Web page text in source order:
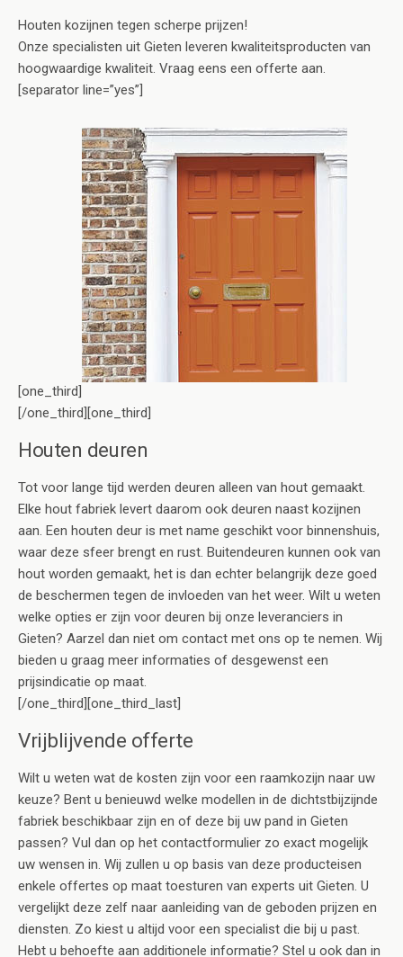
Houten kozijnen tegen scherpe prijzen!
Onze specialisten uit Gieten leveren kwaliteitsproducten van
hoogwaardige kwaliteit. Vraag eens een offerte aan.
[separator line=”yes”]
[one_third]
[/one_third][one_third]
Houten deuren
Tot voor lange tijd werden deuren alleen van hout gemaakt.
Elke hout fabriek levert daarom ook deuren naast kozijnen
aan. Een houten deur is met name geschikt voor binnenshuis,
waar deze sfeer brengt en rust. Buitendeuren kunnen ook van
hout worden gemaakt, het is dan echter belangrijk deze goed
de beschermen tegen de invloeden van het weer. Wilt u weten
welke opties er zijn voor deuren bij onze leveranciers in
Gieten? Aarzel dan niet om contact met ons op te nemen. Wij
bieden u graag meer informaties of desgewenst een
prijsindicatie op maat.
[/one_third][one_third_last]
Vrijblijvende offerte
Wilt u weten wat de kosten zijn voor een raamkozijn naar uw
keuze? Bent u benieuwd welke modellen in de dichtstbijzijnde
fabriek beschikbaar zijn en of deze bij uw pand in Gieten
passen? Vul dan op het contactformulier zo exact mogelijk
uw wensen in. Wij zullen u op basis van deze producteisen
enkele offertes op maat toesturen van experts uit Gieten. U
vergelijkt deze zelf naar aanleiding van de geboden prijzen en
diensten. Zo kiest u altijd voor een specialist die bij u past.
Hebt u behoefte aan additionele informatie? Stel u ook dan in